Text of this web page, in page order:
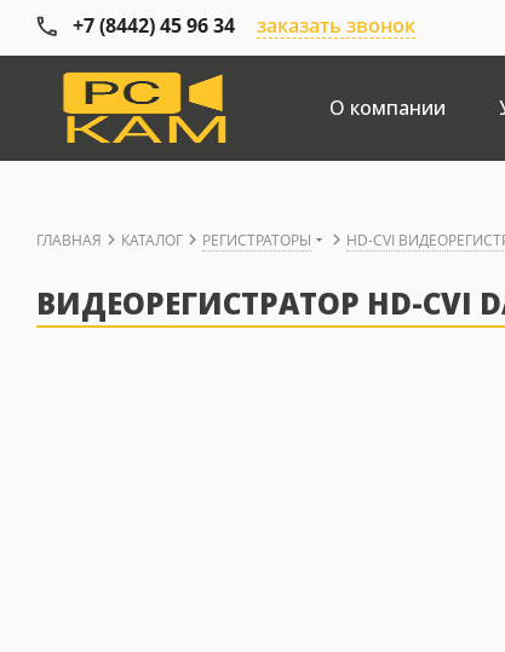
+7 (8442) 45 96 34 заказать звонок
О компании
ГЛАВНАЯ КАТАЛОГ РЕГИСТРАТОРЫ HD-CVI
ВИДЕОРЕГИСТРАТОР HD-CVI